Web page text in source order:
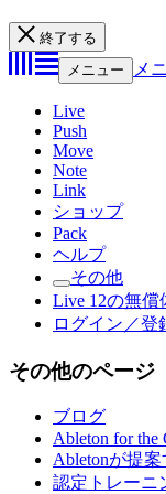
終了する
メニュー
メ
Live
Push
Move
Note
Link
ショップ
Pack
ヘルプ
その他
Live 12の無償
ログイン／登
その他のページ
ブログ
Ableton for the
Abletonが提
認定トレーニ